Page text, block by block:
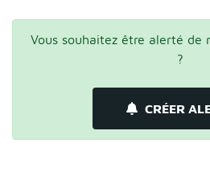
Vous souhaitez être alerté de
?
CRÉER